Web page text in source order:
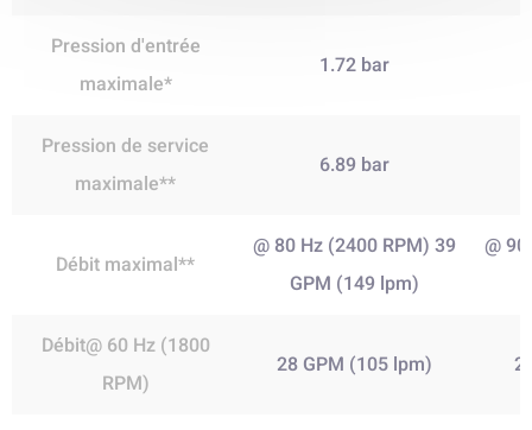
Pression d'entrée
maximale*
1.72 bar
Pression de service
maximale**
6.89 bar
Débit maximal**
@ 80 Hz (2400 RPM) 39
GPM (149 lpm)
@
Débit@ 60 Hz (1800
RPM)
28 GPM (105 lpm)